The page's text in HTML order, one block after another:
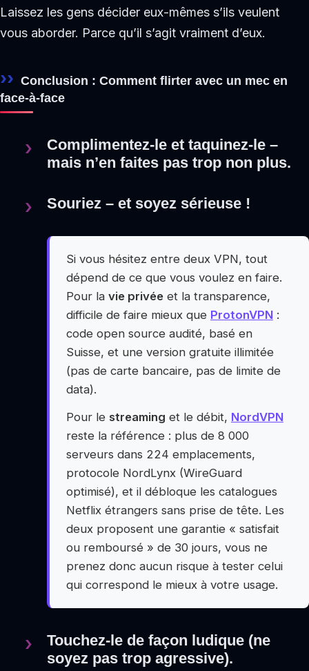
Laissez les gens décider eux-mêmes s’ils veulent
vous aborder. Parce qu’il s’agit vraiment d’eux.
Conclusion : Comment flirter avec un mec en
face-à-face
Complimentez-le et taquinez-le –
mais n’en faites pas trop non plus.
Souriez – et soyez sérieuse !
Si vous hésitez entre deux VPN, tout
dépend de ce que vous voulez en faire.
Pour la vie privéeet la transparence,
difficile de faire mieux que ProtonVPN:
code open source audité, basé en
Suisse, et une version gratuite illimitée
(pas de carte bancaire, pas de limite de
data).
Pour le streaming et le débit, NordVPN
reste la référence : plus de 8 000
serveurs dans 224 emplacements,
protocole NordLynx (WireGuard
optimisé), et il débloque les catalogues
Netflix étrangers sans prise de tête. Les
deux proposent une garantie « satisfait
ou remboursé » de 30 jours, vous ne
prenez donc aucun risque à tester celui
qui correspond le mieux à votre usage.
Touchez-le de façon ludique (ne
soyez pas trop agressive).